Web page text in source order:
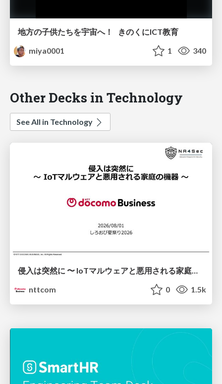
地方の子供たちを宇宙へ！ きのくにICT教育
miya0001
1 340
Other Decks in Technology
See All in Technology
nttcom
0 1.5k